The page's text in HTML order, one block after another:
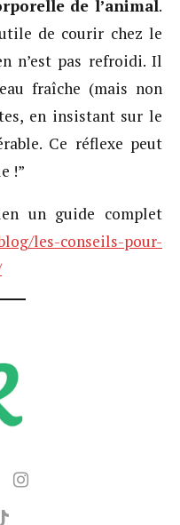
de l’animal.
de courir chez le
n’est pas refroidi. Il
fraîche (mais non
en insistant sur le
Ce réflexe peut
!”
un guide complet
les-conseils-pour-